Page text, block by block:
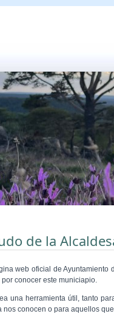
de la
web oficial de
por conocer este municiapio.
una herramienta útil, tanto
nos conocen o para aquellos